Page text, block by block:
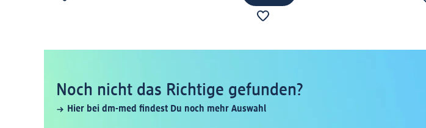
Noch nicht das Richtige gefunden?
Hier bei dm-med findest Du noch mehr Auswahl